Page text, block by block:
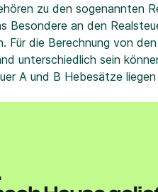
zu den sogenannten
Besondere an den
die Berechnung von
unterschiedlich sein
A und B Hebesätze